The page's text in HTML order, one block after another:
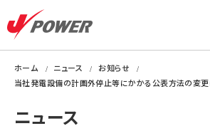
ホーム ニュース
お知らせ
当社発電設備の計画外停止等にかかる公表方法の変更
ニュース